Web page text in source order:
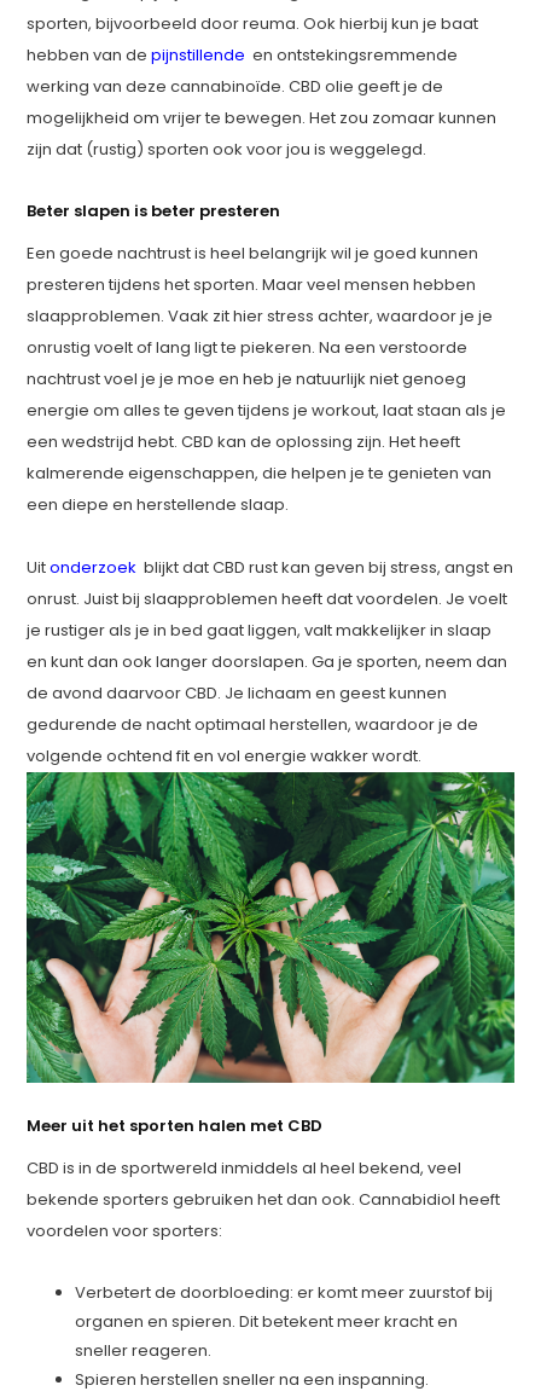
sporten, bijvoorbeeld door reuma. Ook hierbij kun je baat
hebben van depijnstillende en ontstekingsremmende
werking van deze cannabinoïde. CBD olie geeft je de
mogelijkheid om vrijer te bewegen. Het zou zomaar kunnen
zijn dat (rustig) sporten ook voor jou is weggelegd.
Beter slapen is beter presteren
Een goede nachtrust is heel belangrijk wil je goed kunnen
presteren tijdens het sporten. Maar veel mensen hebben
slaapproblemen. Vaak zit hier stress achter, waardoor je je
onrustig voelt of lang ligt te piekeren. Na een verstoorde
nachtrust voel je je moe en heb je natuurlijk niet genoeg
energie om alles te geven tijdens je workout, laat staan als je
een wedstrijd hebt. CBD kan de oplossing zijn. Het heeft
kalmerende eigenschappen, die helpen je te genieten van
een diepe en herstellende slaap.
Uitonderzoek blijkt dat CBD rust kan geven bij stress, angst en
onrust. Juist bij slaapproblemen heeft dat voordelen. Je voelt
je rustiger als je in bed gaat liggen, valt makkelijker in slaap
en kunt dan ook langer doorslapen. Ga je sporten, neem dan
de avond daarvoor CBD. Je lichaam en geest kunnen
gedurende de nacht optimaal herstellen, waardoor je de
volgende ochtend fit en vol energie wakker wordt.
Meer uit het sporten halen met CBD
CBD is in de sportwereld inmiddels al heel bekend, veel
bekende sporters gebruiken het dan ook. Cannabidiol heeft
voordelen voor sporters:
Verbetert de doorbloeding: er komt meer zuurstof bij
organen en spieren. Dit betekent meer kracht en
sneller reageren.
Spieren herstellen sneller na een inspanning.